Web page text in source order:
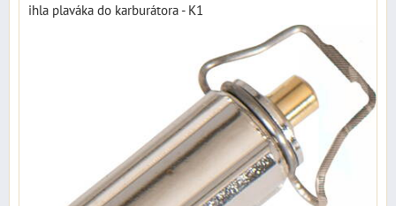
ihla plaváka do karburátora - K1